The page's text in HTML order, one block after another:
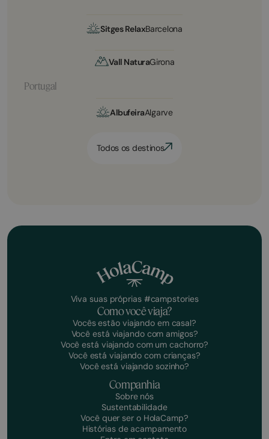
Sitges RelaxBarcelona
Vall NaturaGirona
Portugal
AlbufeiraAlgarve
Todos os destinos
Viva suas próprias #campstories
Como você viaja?
Vocês estão viajando em casal?
Você está viajando com amigos?
Você está viajando com um cachorro?
Você está viajando com crianças?
Você está viajando sozinho?
Companhia
Sobre nós
Sustentabilidade
Você quer ser o HolaCamp?
Histórias de acampamento